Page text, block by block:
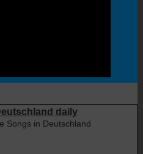
daily
Songs in Deutschland